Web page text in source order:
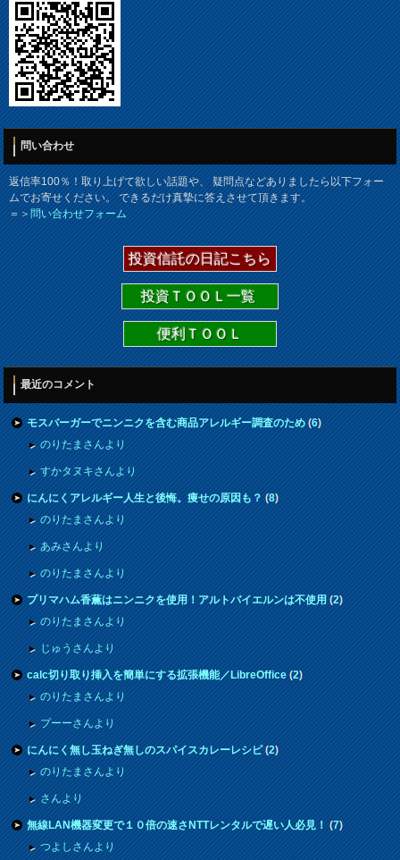
問い合わせ
返信率100％！取り上げて欲しい話題や、 疑問点などありましたら以下フォー
ムでお寄せください。 できるだけ真摯に答えさせて頂きます。
＝＞問い合わせフォーム
投資信託の日記こちら
投資ＴＯＯＬ一覧
便利ＴＯＯＬ
最近のコメント
モスバーガーでニンニクを含む商品アレルギー調査のため(6)
のりたまさんより
すかタヌキさんより
にんにくアレルギー人生と後悔。痩せの原因も？(8)
のりたまさんより
あみさんより
のりたまさんより
プリマハム香薫はニンニクを使用！アルトバイエルンは不使用(2)
のりたまさんより
じゅうさんより
calc切り取り挿入を簡単にする拡張機能／LibreOffice(2)
のりたまさんより
プーーさんより
にんにく無し玉ねぎ無しのスパイスカレーレシピ(2)
のりたまさんより
さんより
無線LAN機器変更で１０倍の速さNTTレンタルで遅い人必見！(7)
つよしさんより